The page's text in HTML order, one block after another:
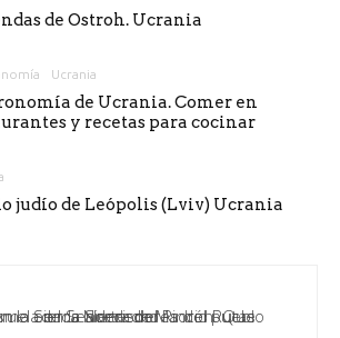
de Ostroh. Ucrania
Ucrania
de Ucrania. Comer en
y recetas para cocinar
judío de Leópolis (Lviv) Ucrania